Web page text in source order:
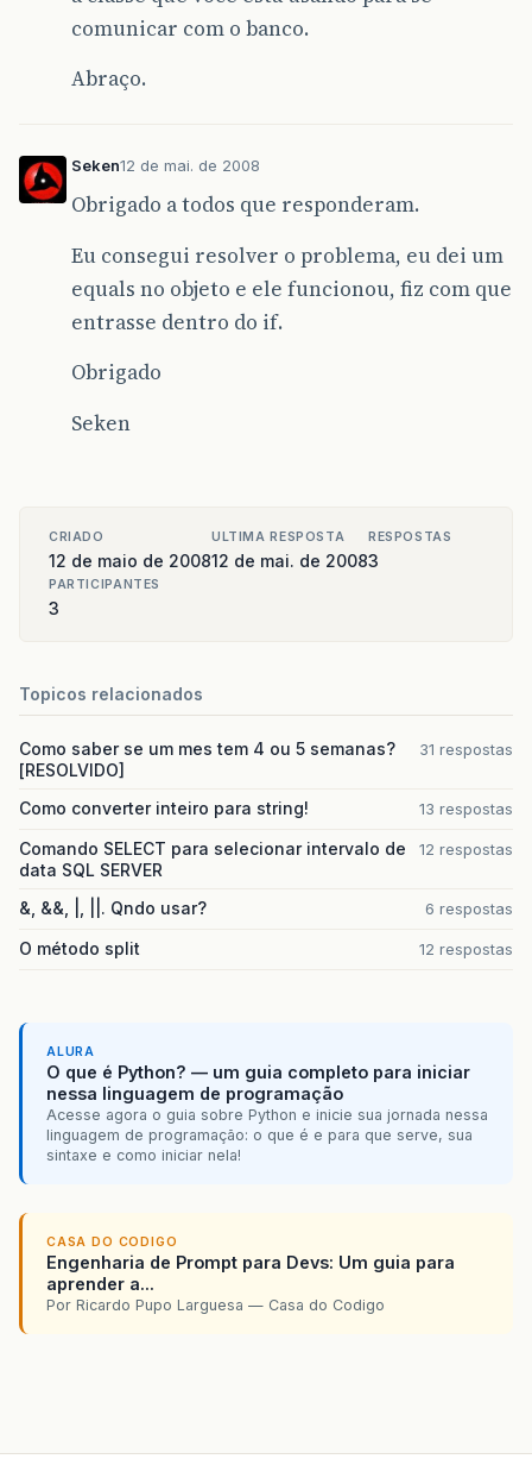
comunicar com o banco.
Abraço.
Seken12 de mai. de 2008
Obrigado a todos que responderam.
Eu consegui resolver o problema, eu dei um
equals no objeto e ele funcionou, fiz com que
entrasse dentro do if.
Obrigado
Seken
CRIADO
12 de maio de 2008
ULTIMA RESPOSTA
12 de mai. de 2008
RESPOSTAS
3
PARTICIPANTES
3
Topicos relacionados
Como saber se um mes tem 4 ou 5 semanas?
[RESOLVIDO]
31 respostas
Como converter inteiro para string! 13 respostas
Comando SELECT para selecionar intervalo de
data SQL SERVER
12 respostas
&, &&, |, ||. Qndo usar? 6 respostas
O método split 12 respostas
ALURA
O que é Python? — um guia completo para iniciar
nessa linguagem de programação
Acesse agora o guia sobre Python e inicie sua jornada nessa
linguagem de programação: o que é e para que serve, sua
sintaxe e como iniciar nela!
CASA DO CODIGO
Engenharia de Prompt para Devs: Um guia para
aprender a...
Por Ricardo Pupo Larguesa — Casa do Codigo